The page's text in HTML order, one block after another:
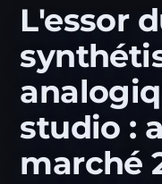
L'essor
studio :
marché